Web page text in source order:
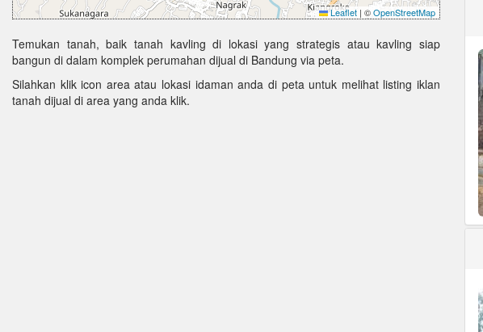
Leaflet | ©OpenStreetMap
Temukan tanah, baik tanah kavling di lokasi yang strategis atau kavling siap
bangun di dalam komplek perumahan dijual di Bandung via peta.
Silahkan klik icon area atau lokasi idaman anda di peta untuk melihat listing iklan
tanah dijual di area yang anda klik.